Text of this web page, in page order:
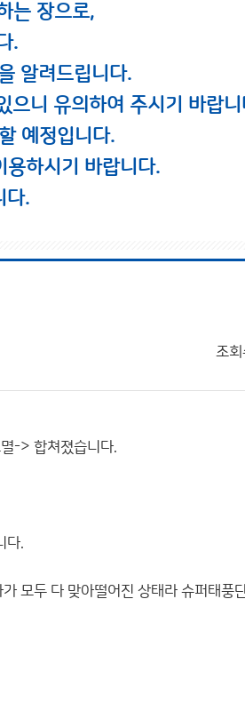
는 장으로,
.
알려드립니다.
으니 유의하여 주시기 바랍니
예정입니다.
용하시기 바랍니다.
다.
조회
-> 합쳐졌습니다.
다.
모두 다 맞아떨어진 상태라 슈퍼태풍